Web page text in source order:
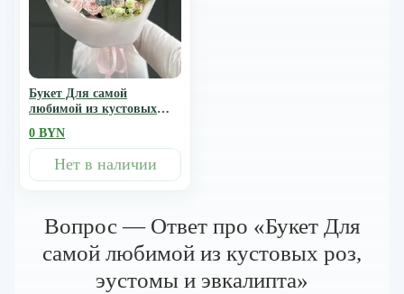
Букет Для самой
любимой из кустовых
0 BYN
Нет в наличии
Вопрос — Ответ про «Букет Для
самой любимой из кустовых роз,
эустомы и эвкалипта»